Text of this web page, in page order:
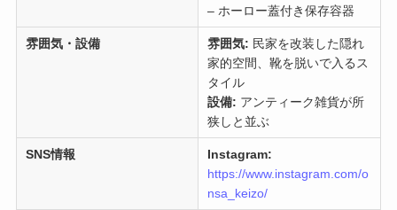
– ホーロー蓋付き保存容器
雰囲気・設備 雰囲気: 民家を改装した隠れ
家的空間、靴を脱いで入るス
タイル
設備: アンティーク雑貨が所
狭しと並ぶ
SNS情報
Instagram:
https://www.instagram.com/o
nsa_keizo/